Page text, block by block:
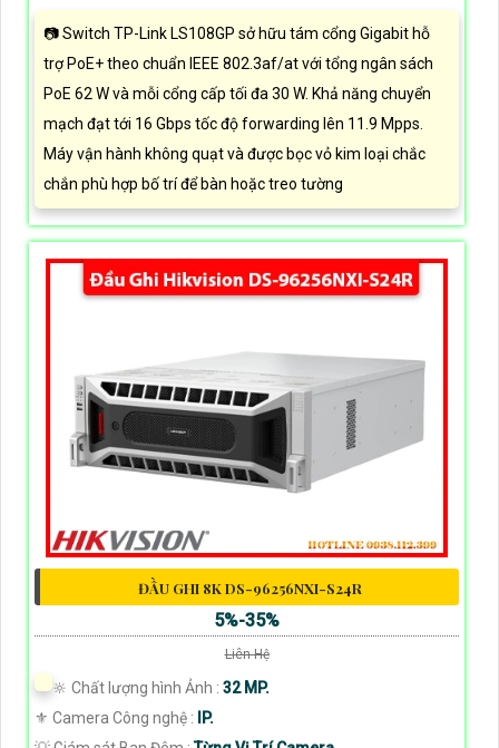
📷 Switch TP-Link LS108GP sở hữu tám cổng Gigabit hỗ
trợ PoE+ theo chuẩn IEEE 802.3af/at với tổng ngân sách
PoE 62 W và mỗi cổng cấp tối đa 30 W. Khả năng chuyển
mạch đạt tới 16 Gbps tốc độ forwarding lên 11.9 Mpps.
Máy vận hành không quạt và được bọc vỏ kim loại chắc
chắn phù hợp bố trí để bàn hoặc treo tường
ĐẦU GHI 8K DS-96256NXI-S24R
5%-35%
Liên Hệ
🔆 Chất lượng hình Ảnh : 32 MP.
⚜️ Camera Công nghệ :
IP.